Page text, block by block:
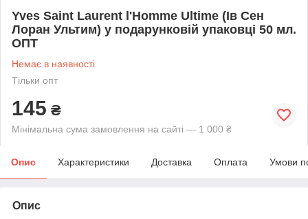
Yves Saint Laurent l'Homme Ultime (Ів Сен
Лоран Ультим) у подарунковій упаковці 50 мл.
ОПТ
Немає в наявності
Тільки опт
145 ₴
Мінімальна сума замовлення на сайті — 1 000 ₴
Опис Характеристики Доставка Оплата Умови
Опис